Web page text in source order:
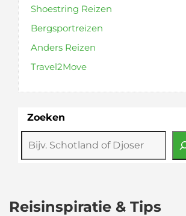
Shoestring Reizen
Bergsportreizen
Anders Reizen
Travel2Move
Zoeken
Reisinspiratie & Tips